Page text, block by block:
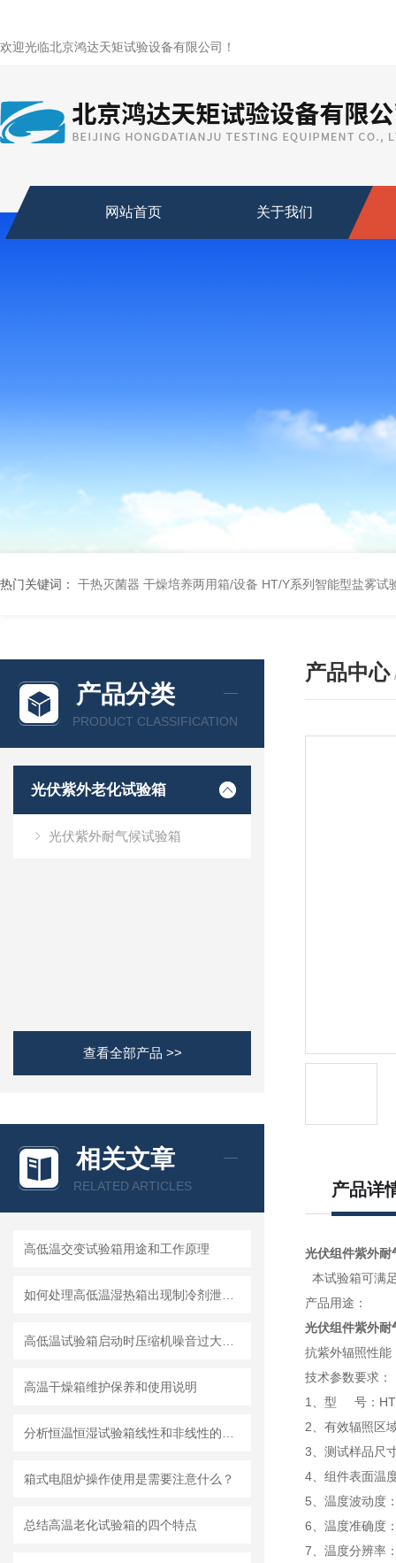
欢迎光临北京鸿达天矩试验设备有限公司！
网站首页 关于我们
热门关键词： 干热灭菌器 干燥培养两用箱/设备 HT/Y系列智能型盐雾试
产品分类
PRODUCT CLASSIFICATION
光伏紫外老化试验箱
光伏紫外耐气候试验箱
查看全部产品 >>
相关文章
RELATED ARTICLES
高低温交变试验箱用途和工作原理
高温干燥箱维护保养和使用说明
箱式电阻炉操作使用是需要注意什么？
总结高温老化试验箱的四个特点
产品中心
产品详
光伏组件紫外耐
本试验箱可满
产品用途：
光伏组件紫外耐
抗紫外辐照性能
技术参数要求：
1、型 号：
2、有效辐照区
3、测试样品尺
4、组件表面温
5、温度波动度
6、温度准确度
7、温度分辨率